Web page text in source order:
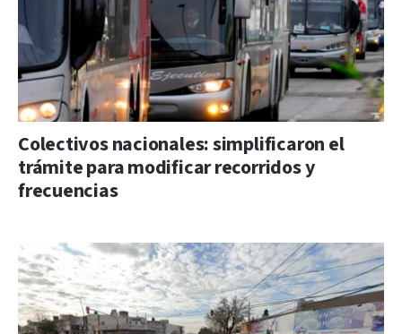
Colectivos nacionales: simplificaron el
trámite para modificar recorridos y
frecuencias